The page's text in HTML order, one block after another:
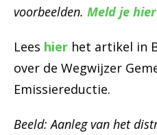
voorbeelden. Meld je
Lees hier het artikel in
over de Wegwijzer
Emissiereductie.
Beeld: Aanleg van het